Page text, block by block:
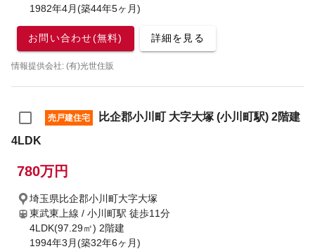
1982年4月(築44年5ヶ月)
お問い合わせ(無料) 詳細を見る
情報提供会社: (有)光世住販
売戸建住宅
比企郡小川町 大字大塚 (小川町駅) 2階建
4LDK
780万円
埼玉県比企郡小川町大字大塚
東武東上線 / 小川町駅 徒歩11分
4LDK(97.29㎡) 2階建
1994年3月(築32年6ヶ月)